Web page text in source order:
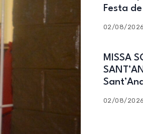
Festa
02/08/2026
MISSA
02/08/2026